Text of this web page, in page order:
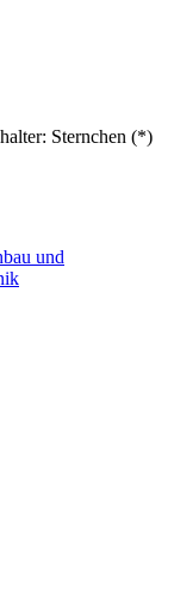
Sternchen (*)
und